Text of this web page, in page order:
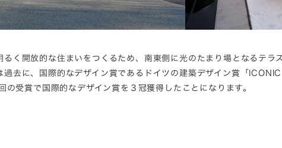
く開放的な住まいをつくるため、南東側に光のたまり場となるテ
過去に、国際的なデザイン賞であるドイツの建築デザイン賞「
受賞で国際的なデザイン賞を３冠獲得したことになります。